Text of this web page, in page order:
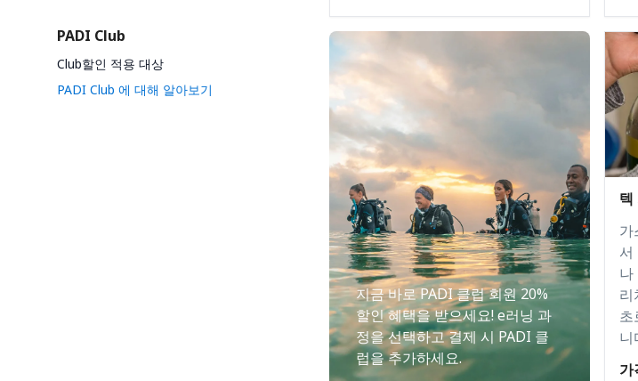
PADI Club
Club할인 적용 대상
PADI Club 에 대해 알아보기
지금 바로 PADI 클럽 회원 20%
할인 혜택을 받으세요! e러닝 과
정을 선택하고 결제 시 PADI 클
럽을 추가하세요.
텍
가
서
나
리
초
니
가